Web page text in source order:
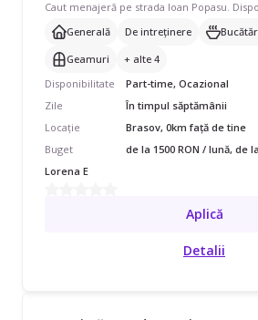
Generală
De intreținere
Geamuri
+ alte 4
Disponibilitate
Part-time, Ocazional
Zile
În timpul săptămânii
Locație
Brasov, 0km față de tine
Buget
de la 1500 RON / lună, de
Lorena E
Aplică
Detalii